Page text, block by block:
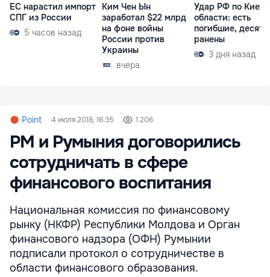
ЕС нарастил импорт
СПГ из России
5 часов назад
Ким Чен Ын
заработал $22 млрд
на фоне войны
России против
Украины
вчера
Удар РФ по
области: есть
погибшие,
ранены
3 дня назад
Point 4 июля 2018, 16:35 1 206
РМ и Румыния договорились
сотрудничать в сфере
финансового воспитания
Национальная комиссия по финансовому
рынку (НКФР) Республики Молдова и Орган
финансового надзора (ОФН) Румынии
подписали протокол о сотрудничестве в
области финансового образования.